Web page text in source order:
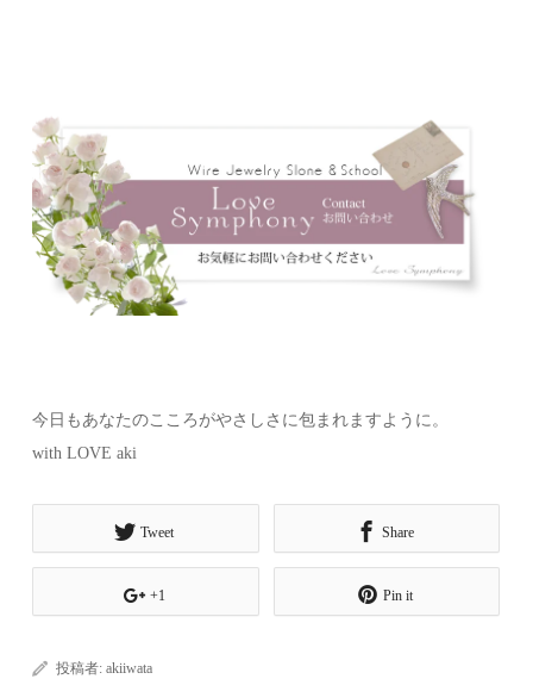
今日もあなたのこころがやさしさに包まれますように。
with LOVE aki
Tweet Share
+1 Pin it
投稿者:akiiwata